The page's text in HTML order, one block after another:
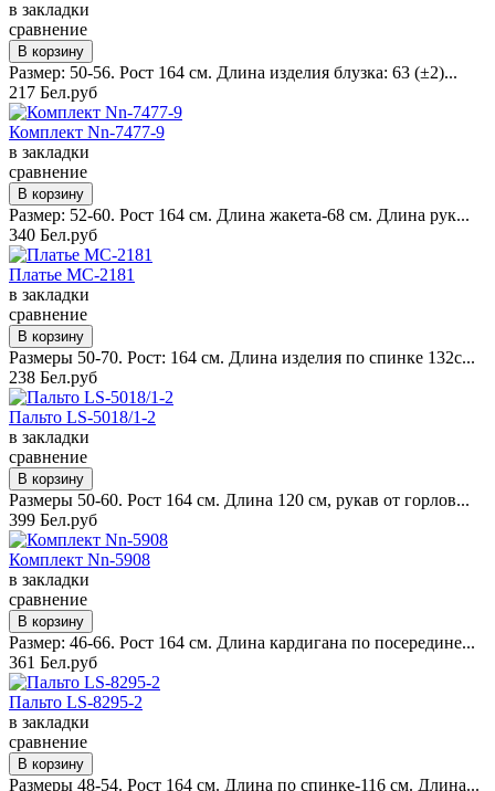
в закладки
сравнение
Размер: 50-56. Рост 164 см. Длина изделия блузка: 63 (±2)...
217 Бел.руб
Комплект Nn-7477-9
в закладки
сравнение
Размер: 52-60. Рост 164 см. Длина жакета-68 см. Длина рук...
340 Бел.руб
Платье MC-2181
в закладки
сравнение
Размеры 50-70. Рост: 164 см. Длина изделия по спинке 132с...
238 Бел.руб
Пальто LS-5018/1-2
в закладки
сравнение
Размеры 50-60. Рост 164 см. Длина 120 см, рукав от горлов...
399 Бел.руб
Комплект Nn-5908
в закладки
сравнение
Размер: 46-66. Рост 164 см. Длина кардигана по посередине...
361 Бел.руб
Пальто LS-8295-2
в закладки
сравнение
Размеры 48-54. Рост 164 см. Длина по спинке-116 см. Длина...